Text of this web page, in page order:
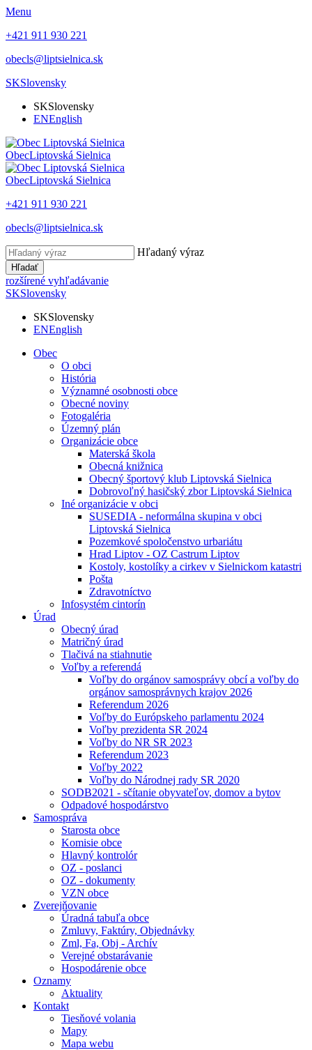
Menu
+421 911 930 221
obecls@liptsielnica.sk
SKSlovensky
SKSlovensky
ENEnglish
ObecLiptovská Sielnica
ObecLiptovská Sielnica
+421 911 930 221
obecls@liptsielnica.sk
Hľadaný výraz
Hľadať
rozšírené vyhľadávanie
SKSlovensky
SKSlovensky
ENEnglish
Obec
O obci
História
Významné osobnosti obce
Obecné noviny
Fotogaléria
Územný plán
Organizácie obce
Materská škola
Obecná knižnica
Obecný športový klub Liptovská Sielnica
Dobrovoľný hasičský zbor Liptovská Sielnica
Iné organizácie v obci
SUSEDIA - neformálna skupina v obci
Liptovská Sielnica
Pozemkové spoločenstvo urbariátu
Hrad Liptov - OZ Castrum Liptov
Kostoly, kostolíky a cirkev v Sielnickom katastri
Pošta
Zdravotníctvo
Infosystém cintorín
Úrad
Obecný úrad
Matričný úrad
Tlačivá na stiahnutie
Voľby a referendá
Voľby do orgánov samosprávy obcí a voľby do
orgánov samosprávnych krajov 2026
Referendum 2026
Voľby do Európskeho parlamentu 2024
Voľby prezidenta SR 2024
Voľby do NR SR 2023
Referendum 2023
Voľby 2022
Voľby do Národnej rady SR 2020
SODB2021 - sčítanie obyvateľov, domov a bytov
Odpadové hospodárstvo
Samospráva
Starosta obce
Komisie obce
Hlavný kontrolór
OZ - poslanci
OZ - dokumenty
VZN obce
Zverejňovanie
Úradná tabuľa obce
Zmluvy, Faktúry, Objednávky
Zml, Fa, Obj - Archív
Verejné obstarávanie
Hospodárenie obce
Oznamy
Aktuality
Kontakt
Tiesňové volania
Mapy
Mapa webu